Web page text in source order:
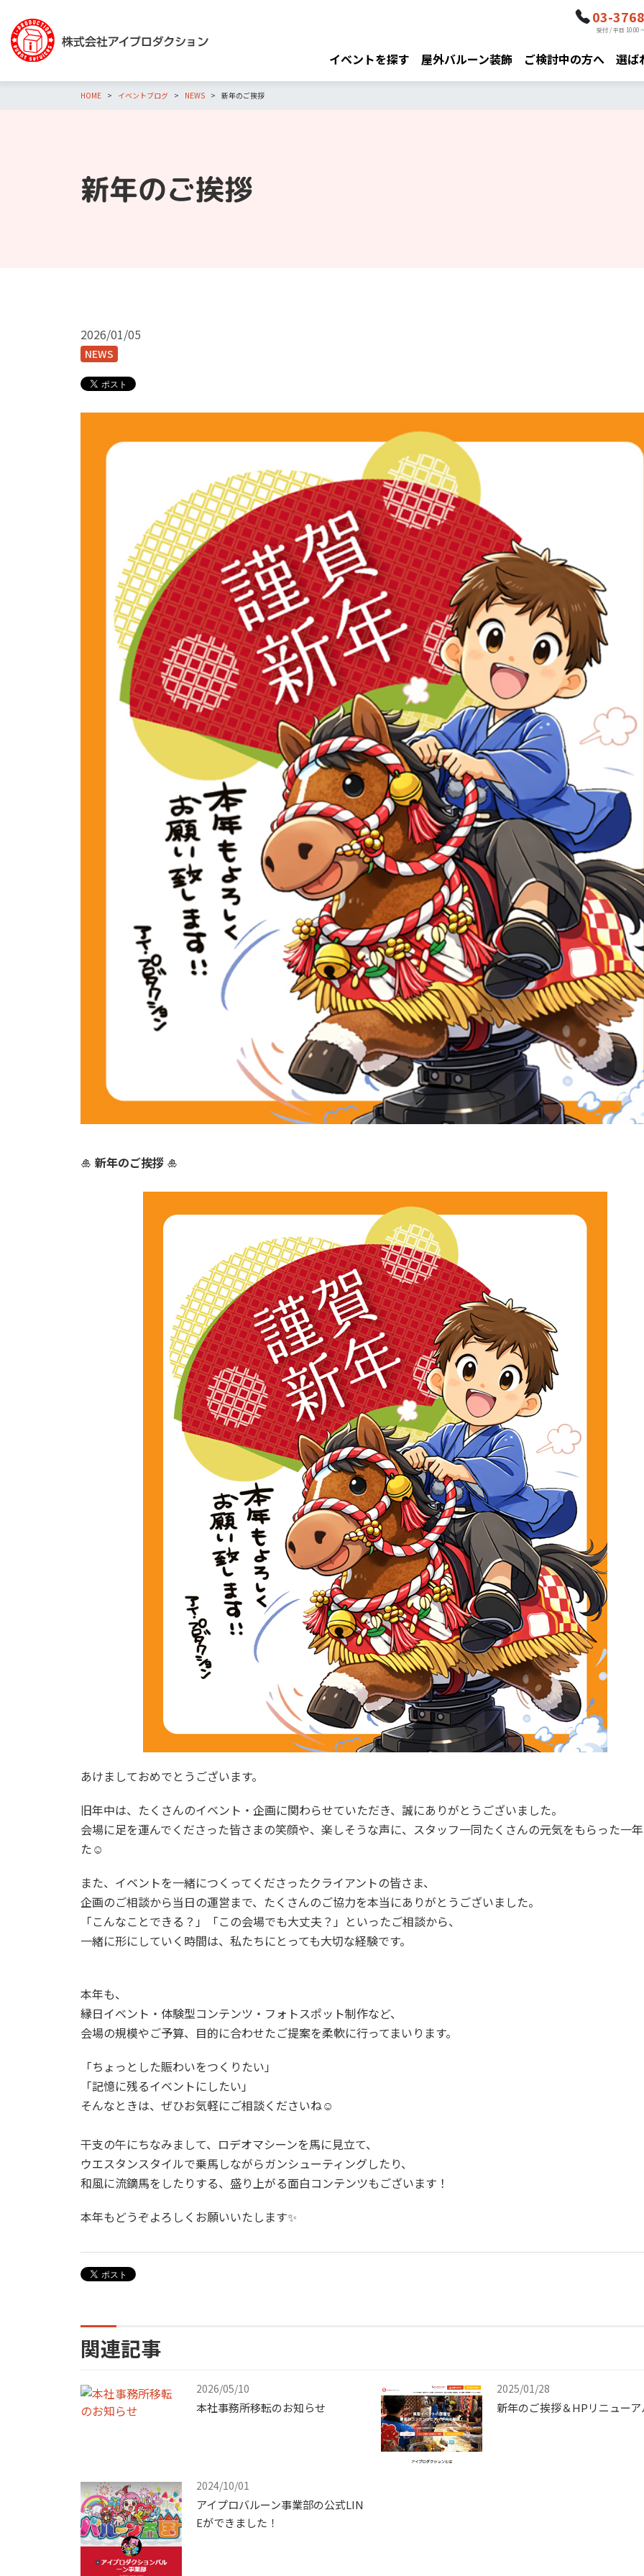
イベントを探す 屋外バルーン装飾 ご検討中の方へ 選ば
03-
受付 / 平日 10:00
HOME イベントブログ NEWS 新年のご挨拶
新年のご挨拶
2026/01/05
NEWS
🎍 新年のご挨拶 🎍
あけましておめでとうございます。
旧年中は、たくさんのイベント・企画に関わらせていただき、誠にありがとうございました。
会場に足を運んでくださった皆さまの笑顔や、楽しそうな声に、スタッフ一同たくさんの元気をもらった一
た☺️
また、イベントを一緒につくってくださったクライアントの皆さま、
企画のご相談から当日の運営まで、たくさんのご協力を本当にありがとうございました。
「こんなことできる？」「この会場でも大丈夫？」といったご相談から、
一緒に形にしていく時間は、私たちにとっても大切な経験です。
本年も、
縁日イベント・体験型コンテンツ・フォトスポット制作など、
会場の規模やご予算、目的に合わせたご提案を柔軟に行ってまいります。
「ちょっとした賑わいをつくりたい」
「記憶に残るイベントにしたい」
そんなときは、ぜひお気軽にご相談くださいね☺️
干支の午にちなみまして、ロデオマシーンを馬に見立て、
ウエスタンスタイルで乗馬しながらガンシューティングしたり、
和風に流鏑馬をしたりする、盛り上がる面白コンテンツもございます！
本年もどうぞよろしくお願いいたします✨
関連記事
2026/05/10
本社事務所移転のお知らせ
2025/01/28
新年のご挨拶＆HPリニューア
2024/10/01
アイプロバルーン事業部の公式LIN
Eができました！